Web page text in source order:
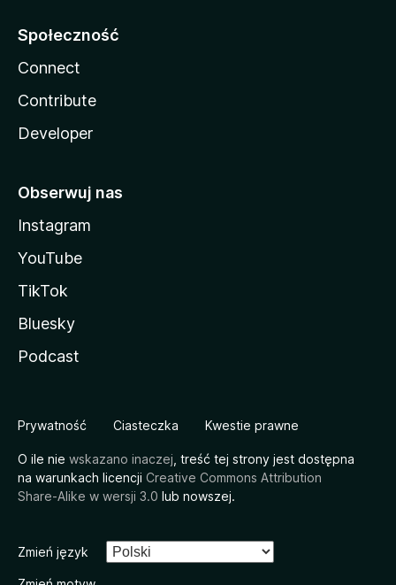
Społeczność
Connect
Contribute
Developer
Obserwuj nas
Instagram
YouTube
TikTok
Bluesky
Podcast
Prywatność Ciasteczka Kwestie prawne
O ile nie wskazano inaczej , treść tej strony jest dostępna
na warunkach licencji Creative Commons Attribution
Share-Alike w wersji 3.0 lub nowszej.
Zmień język